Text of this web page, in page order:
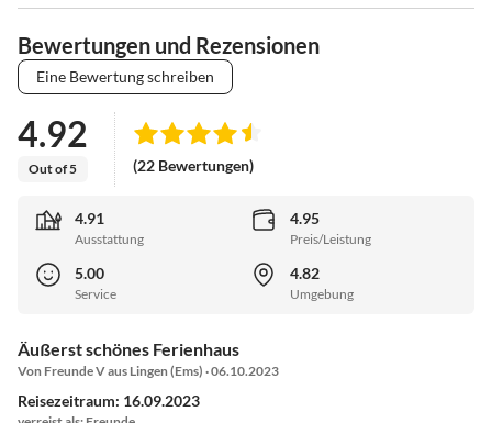
Bewertungen und Rezensionen
Eine Bewertung schreiben
4.92
Out of 5 (22 Bewertungen)
4.91
Ausstattung
4.95
Preis/Leistung
5.00
Service
4.82
Umgebung
Äußerst schönes Ferienhaus
Von Freunde V aus Lingen (Ems) · 06.10.2023
Reisezeitraum: 16.09.2023